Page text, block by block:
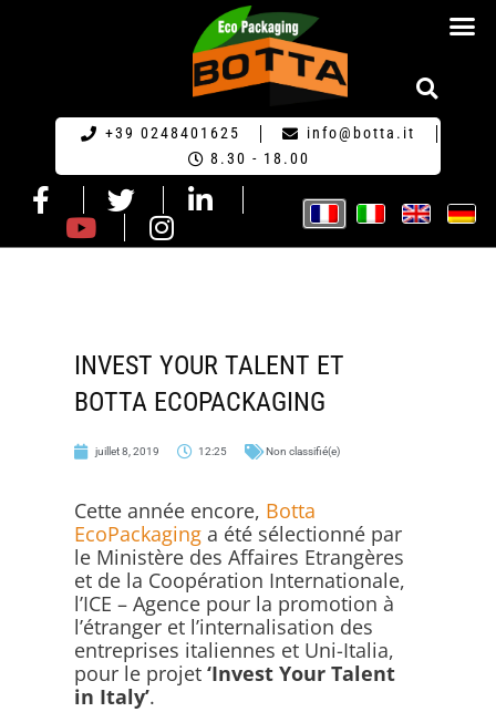
+39 0248401625
info@botta.it
8.30 - 18.00
INVEST YOUR TALENT ET
BOTTA ECOPACKAGING
juillet 8, 2019 12:25 Non classifié(e)
Cette année encore, Botta
EcoPackaginga été sélectionné par
le Ministère des Affaires Etrangères
et de la Coopération Internationale,
l’ICE – Agence pour la promotion à
l’étranger et l’internalisation des
entreprises italiennes et Uni-Italia,
pour le projet ‘Invest Your Talent
in Italy’.